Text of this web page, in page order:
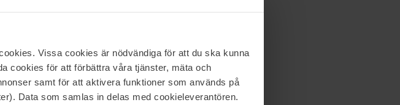
Vissa cookies är nödvändiga för att du ska kunna
cookies för att förbättra våra tjänster, mäta och
samt för att aktivera funktioner som används på
Data som samlas in delas med cookieleverantören.